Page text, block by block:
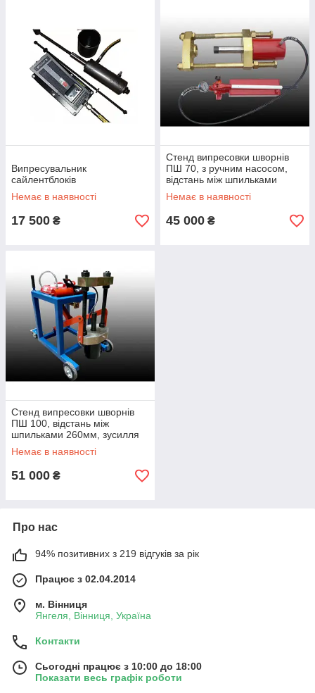
Випресувальник
сайлентблоків
Немає в наявності
17 500 ₴
Стенд випресовки шворнів
ПШ 70, з ручним насосом,
відстань між шпильками
180мм, зусилля 70тонн
Немає в наявності
45 000 ₴
Стенд випресовки шворнів
ПШ 100, відстань між
шпильками 260мм, зусилля
100тонн
Немає в наявності
51 000 ₴
Про нас
94% позитивних з 219 відгуків за рік
Працює з 02.04.2014
м. Вінниця
Янгеля, Вінниця, Україна
Контакти
Сьогодні працює з 10:00 до 18:00
Показати весь графік роботи